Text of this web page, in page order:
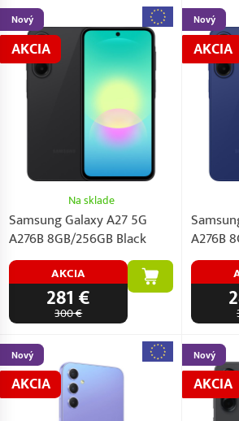
Nový
AKCIA
Na sklade
Samsung Galaxy A27 5G
A276B 8GB/256GB Black
AKCIA
281 €
300 €
Nový
AKCIA
A276B
Nový
AKCIA
Nový
AKCIA